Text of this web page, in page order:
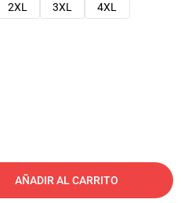
2XL 3XL
4XL
AÑADIR AL CARRITO